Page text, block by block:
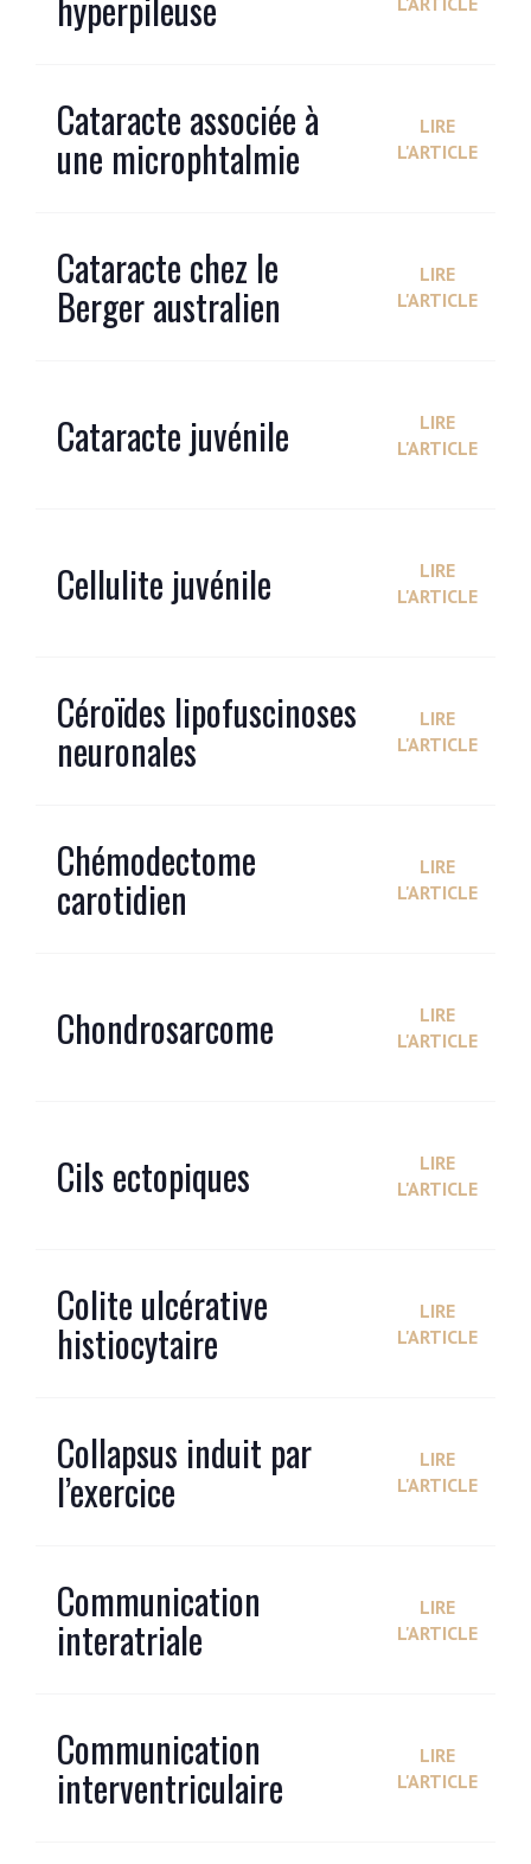
Cataracte associée à
une microphtalmie
LIRE
L'ARTICLE
Cataracte chez le
Berger australien
LIRE
L'ARTICLE
Cataracte juvénile
LIRE
L'ARTICLE
Cellulite juvénile
LIRE
L'ARTICLE
Céroïdes lipofuscinoses
neuronales
LIRE
L'ARTICLE
Chémodectome
carotidien
LIRE
L'ARTICLE
Chondrosarcome
LIRE
L'ARTICLE
Cils ectopiques
LIRE
L'ARTICLE
Colite ulcérative
histiocytaire
LIRE
L'ARTICLE
Collapsus induit par
l’exercice
LIRE
L'ARTICLE
Communication
interatriale
LIRE
L'ARTICLE
Communication
interventriculaire
LIRE
L'ARTICLE